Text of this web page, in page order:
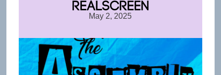
May 2, 2025